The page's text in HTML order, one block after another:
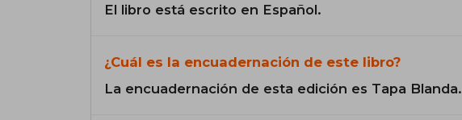
El libro está escrito en Español.
¿Cuál es la encuadernación de este libro?
La encuadernación de esta edición es Tapa Blanda.